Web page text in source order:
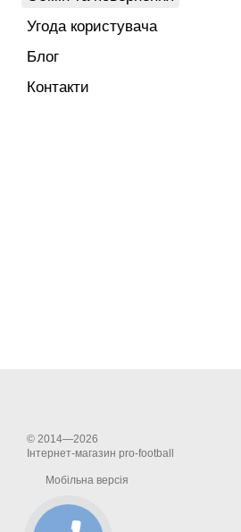
Угода користувача
Блог
Контакти
© 2014—2026
Інтернет-магазин pro-football
Мобільна версія